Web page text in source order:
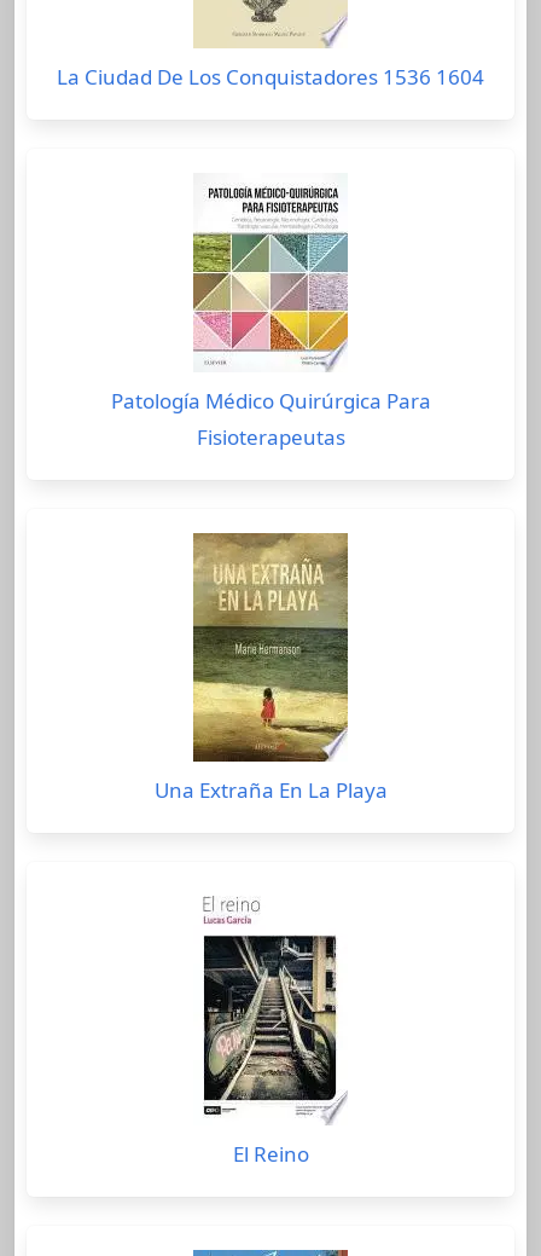
La Ciudad De Los Conquistadores 1536 1604
Patología Médico Quirúrgica Para
Fisioterapeutas
Una Extraña En La Playa
El Reino